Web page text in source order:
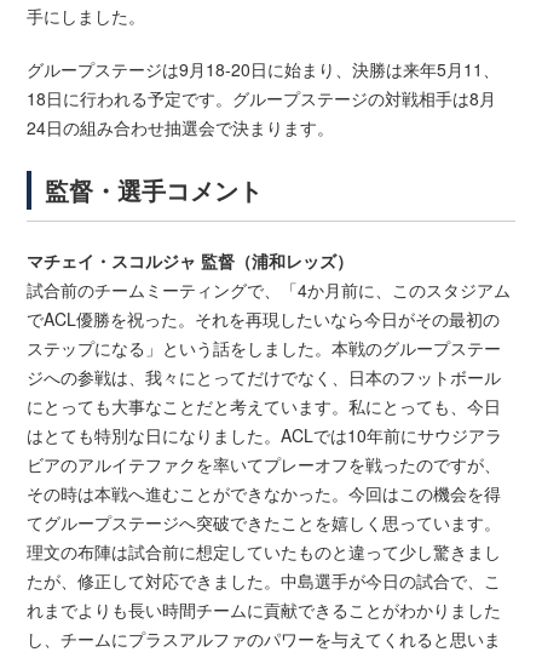
手にしました。
グループステージは9月18-20日に始まり、決勝は来年5月11、
18日に行われる予定です。グループステージの対戦相手は8月
24日の組み合わせ抽選会で決まります。
監督・選手コメント
マチェイ・スコルジャ 監督（浦和レッズ）
試合前のチームミーティングで、「4か月前に、このスタジアム
でACL優勝を祝った。それを再現したいなら今日がその最初の
ステップになる」という話をしました。本戦のグループステー
ジへの参戦は、我々にとってだけでなく、日本のフットボール
にとっても大事なことだと考えています。私にとっても、今日
はとても特別な日になりました。ACLでは10年前にサウジアラ
ビアのアルイテファクを率いてプレーオフを戦ったのですが、
その時は本戦へ進むことができなかった。今回はこの機会を得
てグループステージへ突破できたことを嬉しく思っています。
理文の布陣は試合前に想定していたものと違って少し驚きまし
たが、修正して対応できました。中島選手が今日の試合で、こ
れまでよりも長い時間チームに貢献できることがわかりました
し、チームにプラスアルファのパワーを与えてくれると思いま